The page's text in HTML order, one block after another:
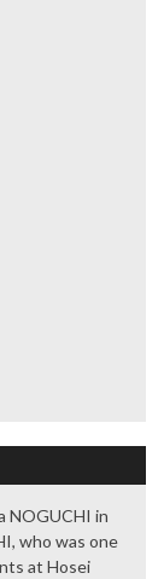
NOGUCHI in
who was one
at Hosei